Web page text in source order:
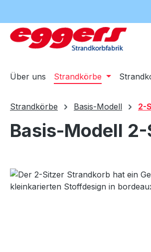
Über uns Strandkörbe
Strandkörbe Basis-Modell 2-
Basis-Modell
Bildergalerie überspringen